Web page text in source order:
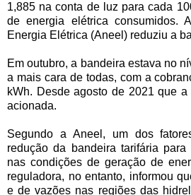
1,885 na conta de luz para cada
de energia elétrica consumidos.
Energia Elétrica (Aneel) reduziu a
Em outubro, a bandeira estava no
a mais cara de todas, com a
kWh. Desde agosto de 2021 que
acionada.
Segundo a Aneel, um dos
redução da bandeira tarifária
nas condições de geração de
reguladora, no entanto, informou
e de vazões nas regiões das